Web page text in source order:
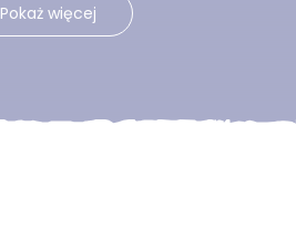
Pokaż więcej